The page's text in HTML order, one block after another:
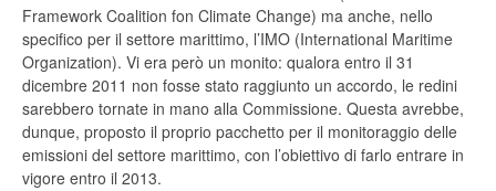
Framework Coalition fon Climate Change) ma anche, nello
specifico per il settore marittimo, l’IMO (International Maritime
Organization). Vi era però un monito: qualora entro il 31
dicembre 2011 non fosse stato raggiunto un accordo, le redini
sarebbero tornate in mano alla Commissione. Questa avrebbe,
dunque, proposto il proprio pacchetto per il monitoraggio delle
emissioni del settore marittimo, con l’obiettivo di farlo entrare in
vigore entro il 2013.